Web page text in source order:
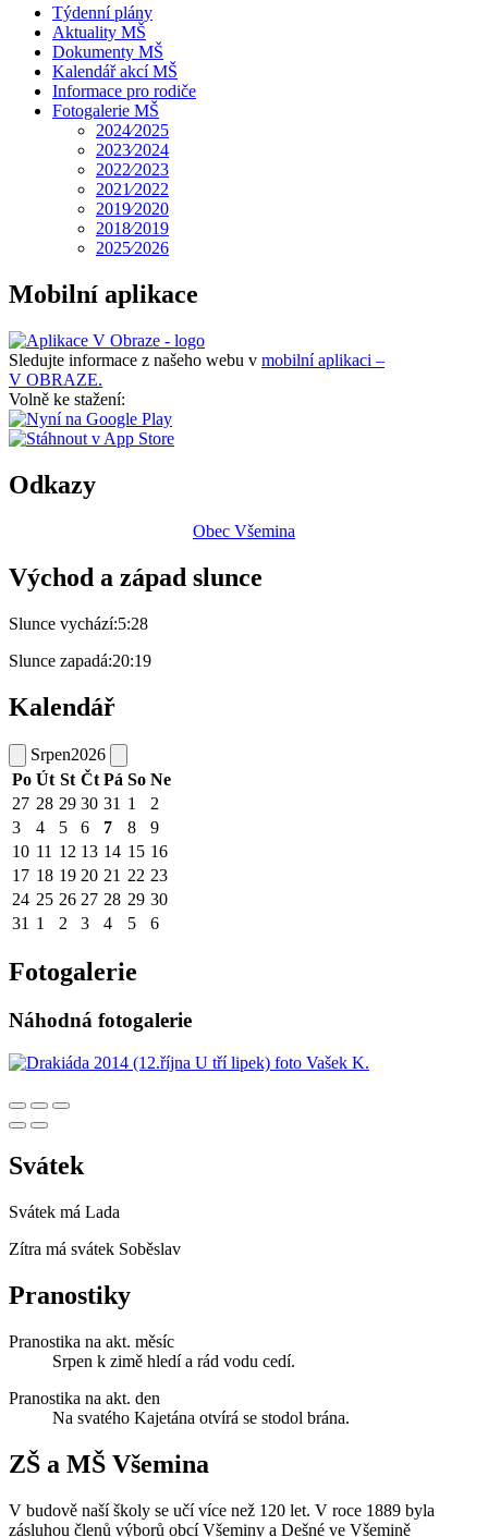
Týdenní plány
Aktuality MŠ
Dokumenty MŠ
Kalendář akcí MŠ
Informace pro rodiče
Fotogalerie MŠ
2024⁄2025
2023⁄2024
2022⁄2023
2021⁄2022
2019⁄2020
2018⁄2019
2025⁄2026
Mobilní aplikace
Sledujte informace z našeho webu v mobilní aplikaci –
V OBRAZE.
Volně ke stažení:
Odkazy
Obec Všemina
Východ a západ slunce
Slunce vychází:5:28
Slunce zapadá:20:19
Kalendář
Srpen2026
Po Út St Čt Pá So Ne
27 28 29 30 31 1
2
3
4 5 6 7 8
9
10 11 12 13 14 15 16
17 18 19 20 21 22 23
24 25 26 27 28 29 30
31 1 2 3 4 5 6
Fotogalerie
Náhodná fotogalerie
Svátek
Svátek má Lada
Zítra má svátek Soběslav
Pranostiky
Pranostika na akt. měsíc
Srpen k zimě hledí a rád vodu cedí.
Pranostika na akt. den
Na svatého Kajetána otvírá se stodol brána.
ZŠ a MŠ Všemina
V budově naší školy se učí více než 120 let. V roce 1889 byla
zásluhou členů výborů obcí Všeminy a Dešné ve Všemině